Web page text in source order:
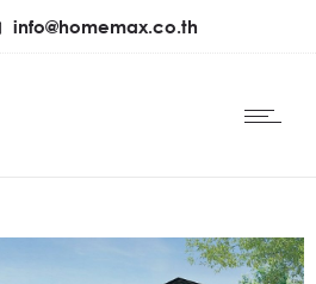
info@homemax.co.th